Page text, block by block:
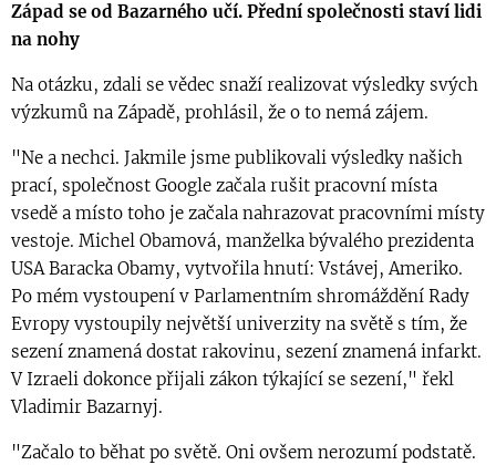
Západ se od Bazarného učí. Přední společnosti staví lidi
na nohy
Na otázku, zdali se vědec snaží realizovat výsledky svých
výzkumů na Západě, prohlásil, že o to nemá zájem.
"Ne a nechci. Jakmile jsme publikovali výsledky našich
prací, společnost Google začala rušit pracovní místa
vsedě a místo toho je začala nahrazovat pracovními místy
vestoje. Michel Obamová, manželka bývalého prezidenta
USA Baracka Obamy, vytvořila hnutí: Vstávej, Ameriko.
Po mém vystoupení v Parlamentním shromáždění Rady
Evropy vystoupily největší univerzity na světě s tím, že
sezení znamená dostat rakovinu, sezení znamená infarkt.
V Izraeli dokonce přijali zákon týkající se sezení," řekl
Vladimir Bazarnyj.
"Začalo to běhat po světě. Oni ovšem nerozumí podstatě.